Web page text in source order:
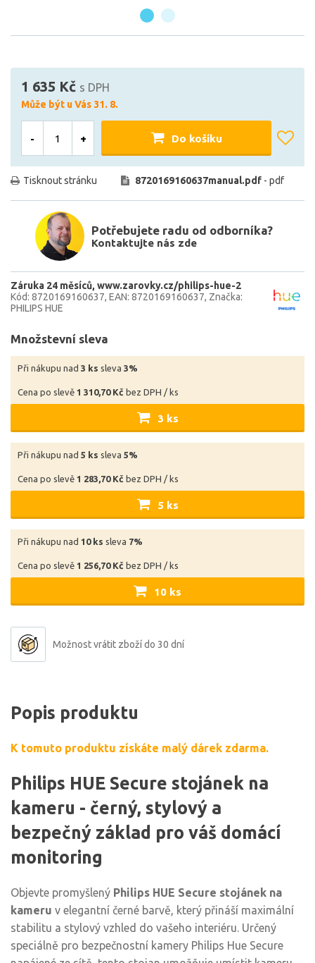
1 635 Kč s DPH
Může být u Vás 31. 8.
- + Do košíku
Tisknout stránku 8720169160637manual.pdf - pdf
Potřebujete radu od odborníka?
Kontaktujte nás zde
Záruka 24 měsíců www.zarovky.cz/philips-hue-2
Kód: 8720169160637 EAN: 8720169160637 Značka:
PHILIPS HUE
Množstevní sleva
Při nákupu nad 3 ks sleva 3%
Cena po slevě 1 310,70 Kč bez DPH / ks
3 ks
Při nákupu nad 5 ks sleva 5%
Cena po slevě 1 283,70 Kč bez DPH / ks
5 ks
Při nákupu nad 10 ks sleva 7%
Cena po slevě 1 256,70 Kč bez DPH / ks
10 ks
Možnost vrátit zboží do 30 dní
Popis produktu
K tomuto produktu získáte malý dárek zdarma.
Philips HUE Secure stojánek na
kameru - černý, stylový a
bezpečný základ pro váš domácí
monitoring
Objevte promyšlený Philips HUE Secure stojánek na
kameru v elegantní černé barvě, který přináší maximální
stabilitu a stylový vzhled do vašeho interiéru. Určený
speciálně pro bezpečnostní kamery Philips Hue Secure